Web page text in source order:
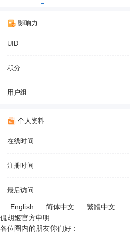
影响力
UID
积分
用户组
个人资料
在线时间
注册时间
最后访问
English 简体中文
繁體中文
侃胡姬官方申明
各位圈内的朋友你们好：